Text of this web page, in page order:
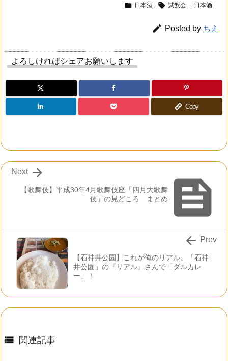
 日本酒  試飲会 日本酒
 Posted by ちえ
よろしければシェアお願いします
Copy

【歌舞伎】平成30年4月歌舞伎座「四月大歌舞
伎」の見どころ まとめ

Next
【石神井公園】これが俺のリアル。「石神
井公園」の『リアル』さんで「ダルカレ
ー」！
 Prev
 関連記事